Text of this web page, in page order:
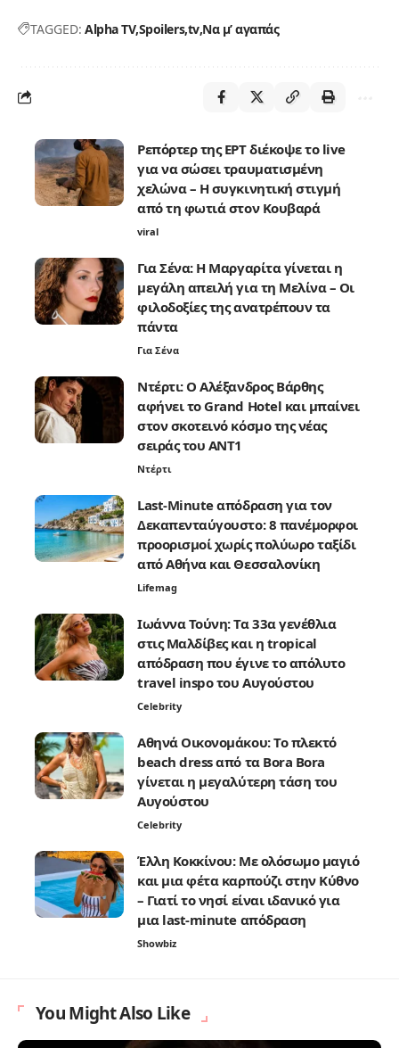
TAGGED: Alpha TVSpoilers tv Να μ’ αγαπάς
Ρεπόρτερ της ΕΡΤ διέκοψε το live
για να σώσει τραυματισμένη
χελώνα – Η συγκινητική στιγμή
από τη φωτιά στον Κουβαρά
viral
Για Σένα: Η Μαργαρίτα γίνεται η
μεγάλη απειλή για τη Μελίνα – Οι
φιλοδοξίες της ανατρέπουν τα
πάντα
Για Σένα
Ντέρτι: Ο Αλέξανδρος Βάρθης
αφήνει το Grand Hotel και μπαίνει
στον σκοτεινό κόσμο της νέας
σειράς του ANT1
Ντέρτι
Last-Minute απόδραση για τον
Δεκαπενταύγουστο: 8 πανέμορφοι
προορισμοί χωρίς πολύωρο ταξίδι
από Αθήνα και Θεσσαλονίκη
Lifemag
Ιωάννα Τούνη: Τα 33α γενέθλια
στις Μαλδίβες και η tropical
απόδραση που έγινε το απόλυτο
travel inspo του Αυγούστου
Celebrity
Αθηνά Οικονομάκου: Το πλεκτό
beach dress από τα Bora Bora
γίνεται η μεγαλύτερη τάση του
Αυγούστου
Celebrity
Έλλη Κοκκίνου: Με ολόσωμο μαγιό
και μια φέτα καρπούζι στην Κύθνο
– Γιατί το νησί είναι ιδανικό για
μια last-minute απόδραση
Showbiz
You Might Also Like